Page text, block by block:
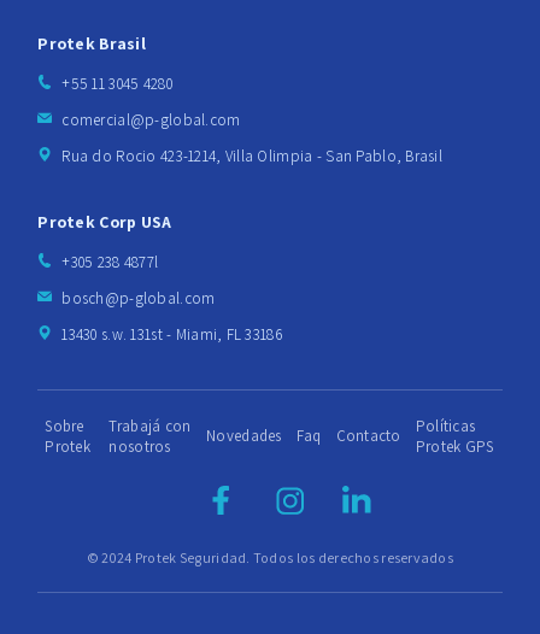
Protek Brasil
+55 11 3045 4280
comercial@p-global.com
Rua do Rocio 423-1214, Villa Olimpia - San Pablo, Brasil
Protek Corp USA
+305 238 4877l
bosch@p-global.com
13430 s.w. 131st - Miami, FL 33186
© 2024 Protek Seguridad. Todos los derechos reservados
Sobre
Protek
Trabajá con
nosotros
Novedades Faq Contacto
Políticas
Protek GPS